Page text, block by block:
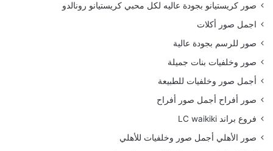
صور كريستيانو بجودة عاليه لكل محبي كريستيانو رونالدو
اجمل صور أكلات
صور للرسم بجودة عالية
صور وخلفيات بنات جميلة
أجمل صور وخلفيات للطبيعة
صور أفراح أجمل صور أفراح
فروع براند LC waikiki
صور الأهلي أجمل صور وخلفيات للأهلي